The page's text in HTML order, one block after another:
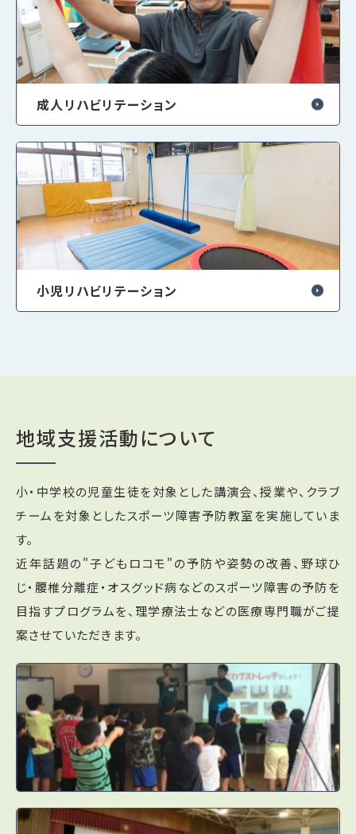
成人リハビリテーション
小児リハビリテーション
地域支援活動について
小・中学校の児童生徒を対象とした講演会、授業や、クラブ
チームを対象としたスポーツ障害予防教室を実施していま
す。
近年話題の"子どもロコモ"の予防や姿勢の改善、野球ひ
じ・腰椎分離症・オスグッド病などのスポーツ障害の予防を
目指すプログラムを、理学療法士などの医療専門職がご提
案させていただきます。